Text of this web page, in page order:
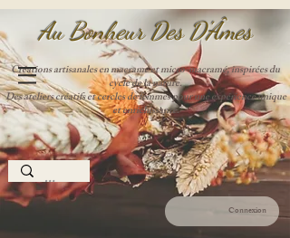
Au Bonheur Des D'Âmes
Créations artisanales en macramé et micro-macramé, inspirées du
cycle de la nature.
Des ateliers créatifs et cercles de femmes pour une expérience unique
et enrichissante.
Connexion